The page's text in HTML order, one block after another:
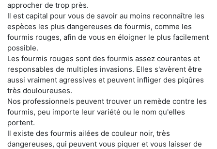
approcher de trop près.
Il est capital pour vous de savoir au moins reconnaître les
espèces les plus dangereuses de fourmis, comme les
fourmis rouges, afin de vous en éloigner le plus facilement
possible.
Les fourmis rouges sont des fourmis assez courantes et
responsables de multiples invasions. Elles s'avèrent être
aussi vraiment agressives et peuvent infliger des piqûres
très douloureuses.
Nos professionnels peuvent trouver un remède contre les
fourmis, peu importe leur variété ou le nom qu'elles
portent.
Il existe des fourmis ailées de couleur noir, très
dangereuses, qui peuvent vous piquer et vous laisser de